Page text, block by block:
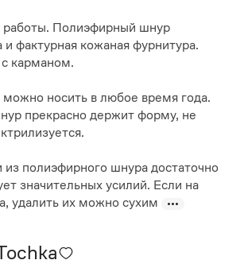
работы. Полиэфирный шнур
фактурная кожаная фурнитура.
карманом.
носить в любое время года.
прекрасно держит форму, не
из полиэфирного шнура достаточно
значительных усилий. Если на
удалить их можно сухим